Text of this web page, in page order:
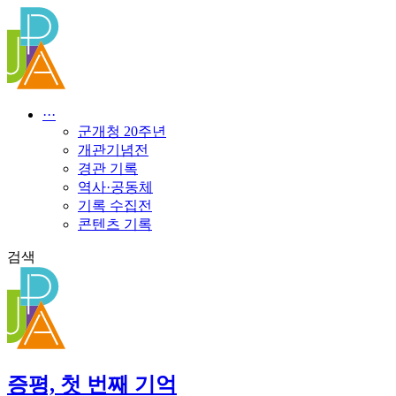
텐
로
건
···
군개청 20주년
개관기념전
경관 기록
역사·공동체
기록 수집전
콘텐츠 기록
검색
증평, 첫 번째 기억